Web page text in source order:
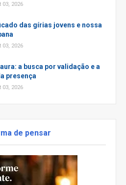
03, 2026
das gírias jovens e nossa
03, 2026
a busca por validação e a
presença
03, 2026
de pensar